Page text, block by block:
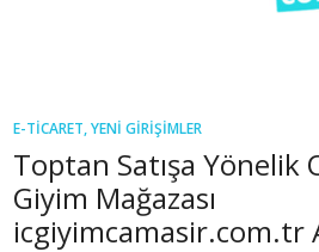
E-TICARET,YENI GIRIŞIMLER
Toptan Satışa Yönelik
Giyim Mağazası
icgiyimcamasir.com.tr